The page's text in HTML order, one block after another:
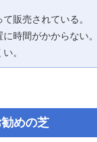
販売されている。
時間がかからない。
。
めの芝